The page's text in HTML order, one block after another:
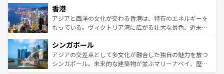
とつ。フォーやバインミー、ベトナムコーヒーなどは、ぜ
ひ現地で味わいたい。どの地域を訪れてもあたたかい人々
が旅行者を迎えてくれるので、きっと忘れられない旅にな
参照してほしい。
の活気が交差している。北部ではチェンマイなどの山岳地
帯で自然と触れ合い、南部ではプーケットやクラビの美し
いビーチでリゾート気分を楽しむことができる。タイ料理
激する。気候は一年中温暖で、どの季節にも異なる楽しみ
が待っている。親しみやすいタイの人々、仏教を中心とし
た文化、そして多様な観光資源が、訪れる旅人を魅了し続
香港
アジアと西洋の文化が交わる香港は、特有のエネルギーを
もっている。ヴィクトリア湾に広がる壮大な景色、近未来
み、どこを訪れても感動するはず。観光スポットが密集し
ており、効率よく見どころを回れるのも魅力。息をのむよ
うな絶景から文化的な体験まで、香港を存分に楽しみ尽く
シンガポール
アジアの交差点として多文化が融合した独自の魅力を放つ
シンガポール。未来的な建築物が並ぶマリーナベイ、歴史